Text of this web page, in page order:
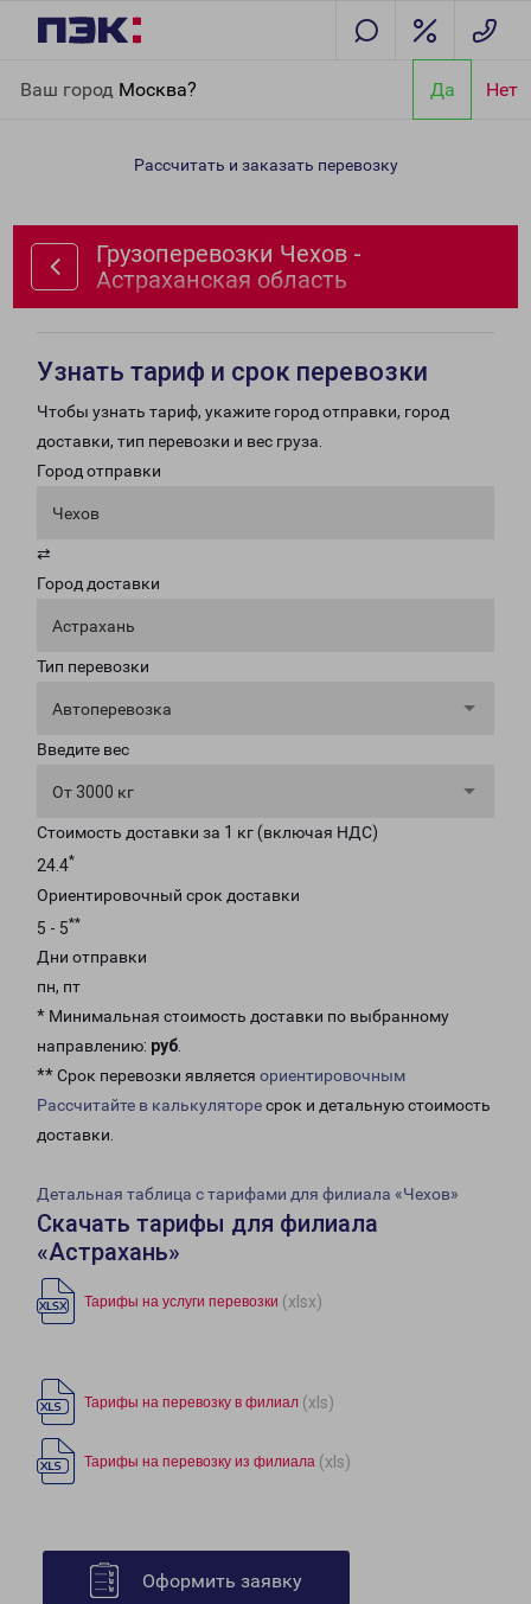
Ваш город Москва? Да Нет
область
Рассчитать и заказать перевозку
Грузоперевозки Чехов -
Астраханская область
Узнать тариф и срок перевозки
Чтобы узнать тариф, укажите город отправки, город
доставки, тип перевозки и вес груза.
Город отправки
Чехов
⇄
Город доставки
Астрахань
Тип перевозки
Автоперевозка
Введите вес
От 3000 кг
Стоимость доставки за 1 кг (включая НДС)
24.4*
Ориентировочный срок доставки
5 - 5**
Дни отправки
пн, пт
* Минимальная стоимость доставки по выбранному
направлению: руб.
** Срок перевозки является ориентировочным
Рассчитайте в калькуляторесрок и детальную стоимость
доставки.
Детальная таблица с тарифами для филиала «Чехов»
Скачать тарифы для филиала
«Астрахань»
Тарифы на услуги перевозки (xlsx)
Тарифы на перевозку в филиал (xls)
Тарифы на перевозку из филиала (xls)
Оформить заявку